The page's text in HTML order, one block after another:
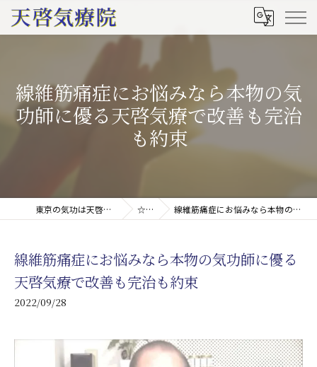
線維筋痛症にお悩みなら本物の気
功師に優る天啓気療で改善も完治
も約束
東京の気功は天啓気療院(天啓気功療法治療院) ☆ブログ 線維筋痛症にお悩みなら本物の気功師に優る天啓気療で改善も完治も約束
線維筋痛症にお悩みなら本物の気功師に優る
天啓気療で改善も完治も約束
2022/09/28